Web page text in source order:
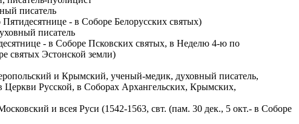
писатель
- в Соборе Белорусских святых)
писатель
- в Соборе Псковских святых, в Неделю 4-ю по
святых Эстонской земли)
и Крымский, ученый-медик, духовный писатель,
Русской, в Соборах Архангельских, Крымских,
и всея Руси (1542-1563, свт. (пам. 30 дек., 5 окт.- в Соборе